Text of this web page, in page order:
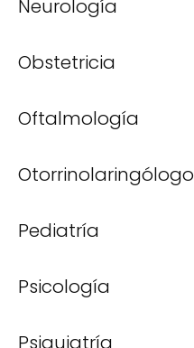
Neurología
Obstetricia
Oftalmología
Otorrinolaringólogo
Pediatría
Psicología
Psiquiatría